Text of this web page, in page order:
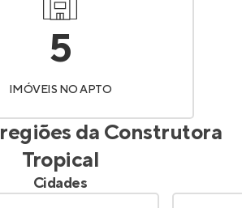
5
IMÓVEIS NO APTO
da Construtora
Tropical
Cidades